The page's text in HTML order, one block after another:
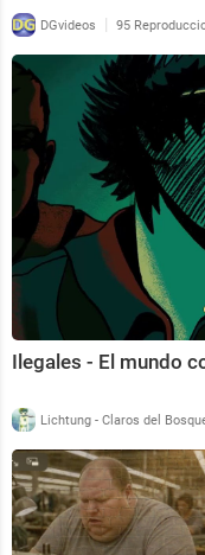
DGvideos | 95
Ilegales - El mundo
Lichtung - Claros del